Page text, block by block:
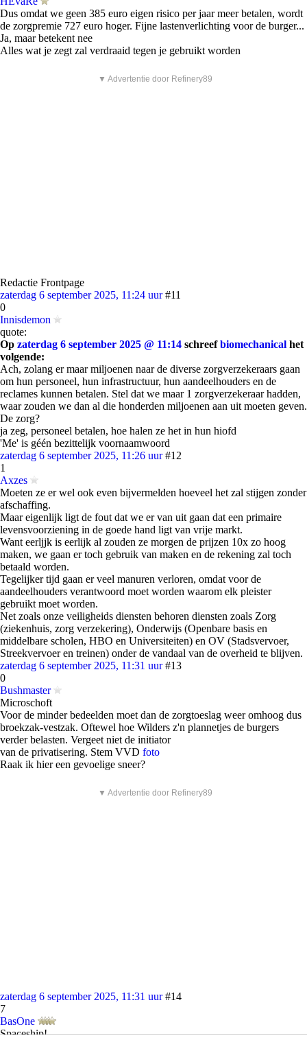
Dus omdat we geen 385 euro eigen risico per jaar meer betalen, wordt
de zorgpremie 727 euro hoger. Fijne lastenverlichting voor de burger...
Ja, maar betekent nee
Alles wat je zegt zal verdraaid tegen je gebruikt worden
▼ Advertentie door Refinery89
Redactie Frontpage
zaterdag 6 september 2025, 11:24 uur #11
0
Innisdemon
quote:
Op zaterdag 6 september 2025 @ 11:14 schreefbiomechanical het
volgende:
Ach, zolang er maar miljoenen naar de diverse zorgverzekeraars gaan
om hun personeel, hun infrastructuur, hun aandeelhouders en de
reclames kunnen betalen. Stel dat we maar 1 zorgverzekeraar hadden,
waar zouden we dan al die honderden miljoenen aan uit moeten geven.
De zorg?
ja zeg, personeel betalen, hoe halen ze het in hun hiofd
'Me' is géén bezittelijk voornaamwoord
zaterdag 6 september 2025, 11:26 uur #12
1
Axzes
Moeten ze er wel ook even bijvermelden hoeveel het zal stijgen zonder
afschaffing.
Maar eigenlijk ligt de fout dat we er van uit gaan dat een primaire
levensvoorziening in de goede hand ligt van vrije markt.
Want eerljjk is eerlijk al zouden ze morgen de prijzen 10x zo hoog
maken, we gaan er toch gebruik van maken en de rekening zal toch
betaald worden.
Tegelijker tijd gaan er veel manuren verloren, omdat voor de
aandeelhouders verantwoord moet worden waarom elk pleister
gebruikt moet worden.
Net zoals onze veiligheids diensten behoren diensten zoals Zorg
(ziekenhuis, zorg verzekering), Onderwijs (Openbare basis en
middelbare scholen, HBO en Universiteiten) en OV (Stadsvervoer,
Streekvervoer en treinen) onder de vandaal van de overheid te blijven.
zaterdag 6 september 2025, 11:31 uur #13
0
Bushmaster
Microschoft
Voor de minder bedeelden moet dan de zorgtoeslag weer omhoog dus
broekzak-vestzak. Oftewel hoe Wilders z'n plannetjes de burgers
verder belasten. Vergeet niet de initiator
van de privatisering. Stem VVD foto
Raak ik hier een gevoelige sneer?
▼ Advertentie door Refinery89
zaterdag 6 september 2025, 11:31 uur #14
7
BasOne
Spaceship!